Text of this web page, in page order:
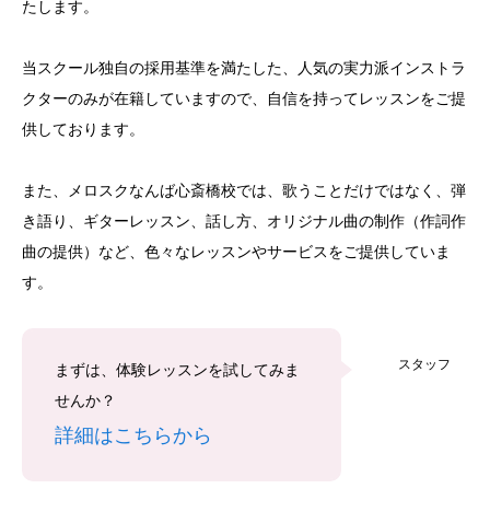
たします。
当スクール独自の採用基準を満たした、人気の実力派インストラ
クターのみが在籍していますので、自信を持ってレッスンをご提
供しております。
また、メロスクなんば心斎橋校では、歌うことだけではなく、弾
き語り、ギターレッスン、話し方、オリジナル曲の制作（作詞作
曲の提供）など、色々なレッスンやサービスをご提供していま
す。
スタッフ
まずは、体験レッスンを試してみま
せんか？
詳細はこちらから